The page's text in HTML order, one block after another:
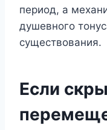
период, а
душевного
существования.
Если